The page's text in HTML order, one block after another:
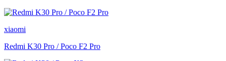
xiaomi
Redmi K30 Pro / Poco F2 Pro